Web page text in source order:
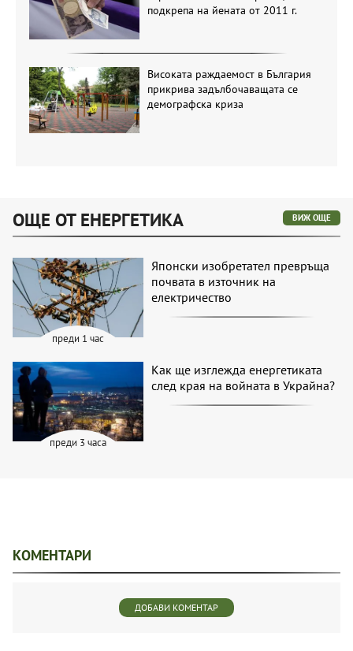
подкрепа на йената от 2011 г.
Високата раждаемост в България
прикрива задълбочаващата се
демографска криза
ОЩЕ ОТ ЕНЕРГЕТИКА ВИЖ ОЩЕ
преди 1 час
Японски изобретател превръща
почвата в източник на
електричество
преди 3 часа
Как ще изглежда енергетиката
след края на войната в Украйна?
КОМЕНТАРИ
ДОБАВИ КОМЕНТАР